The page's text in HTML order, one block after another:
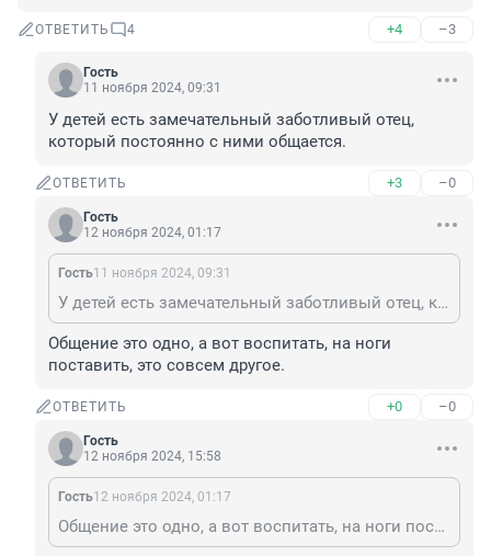
ОТВЕТИТЬ 4 +4 –3
Гость
11 ноября 2024, 09:31
У детей есть замечательный заботливый отец,
который постоянно с ними общается.
ОТВЕТИТЬ +3 –0
Гость
12 ноября 2024, 01:17
Гость11 ноября 2024, 09:31
У детей есть замечательный заботливый отец, который постоянно с ними общается.
Общение это одно, а вот воспитать, на ноги
поставить, это совсем другое.
ОТВЕТИТЬ +0 –0
Гость
12 ноября 2024, 15:58
Гость12 ноября 2024, 01:17
Общение это одно, а вот воспитать, на ноги поставить, это совсем другое.